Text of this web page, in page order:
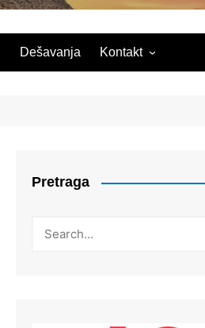
Dešavanja Kontakt
Pretraga